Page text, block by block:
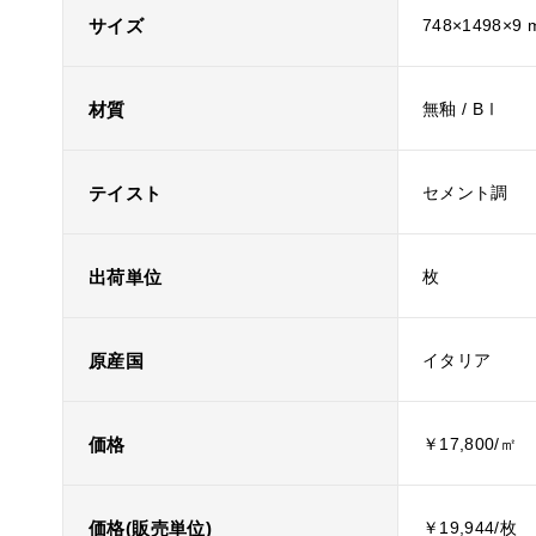
サイズ 748×1498×9
材質 無釉 / BⅠ
テイスト セメント調
出荷単位 枚
原産国 イタリア
価格 ￥17,800/㎡
価格(販売単位) ￥19,944/枚